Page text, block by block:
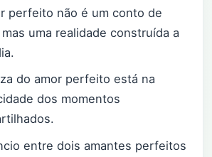
perfeito não é um conto de
uma realidade construída a
do amor perfeito está na
dos momentos
entre dois amantes perfeitos